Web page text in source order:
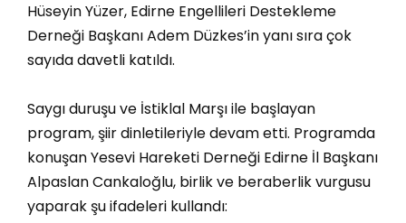
Hüseyin Yüzer, Edirne Engellileri Destekleme
Derneği Başkanı Adem Düzkes’in yanı sıra çok
sayıda davetli katıldı.
Saygı duruşu ve İstiklal Marşı ile başlayan
program, şiir dinletileriyle devam etti. Programda
konuşan Yesevi Hareketi Derneği Edirne İl Başkanı
Alpaslan Cankaloğlu, birlik ve beraberlik vurgusu
yaparak şu ifadeleri kullandı: